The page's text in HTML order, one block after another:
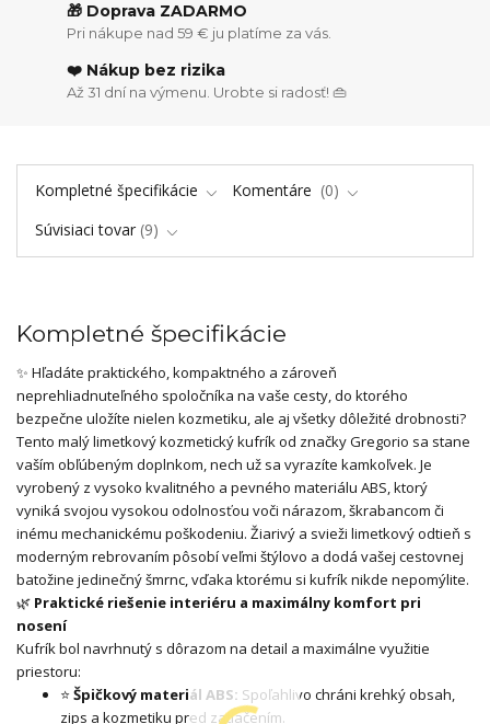
🎁 Doprava ZADARMO
Pri nákupe nad 59 € ju platíme za vás.
❤️ Nákup bez rizika
Až 31 dní na výmenu. Urobte si radosť! 👜
Kompletné špecifikácie Komentáre
0
Súvisiaci tovar 9
Kompletné špecifikácie
✨ Hľadáte praktického, kompaktného a zároveň
neprehliadnuteľného spoločníka na vaše cesty, do ktorého
bezpečne uložíte nielen kozmetiku, ale aj všetky dôležité drobnosti?
Tento malý limetkový kozmetický kufrík od značky Gregorio sa stane
vaším obľúbeným doplnkom, nech už sa vyrazíte kamkoľvek. Je
vyrobený z vysoko kvalitného a pevného materiálu ABS, ktorý
vyniká svojou vysokou odolnosťou voči nárazom, škrabancom či
inému mechanickému poškodeniu. Žiarivý a svieži limetkový odtieň s
moderným rebrovaním pôsobí veľmi štýlovo a dodá vašej cestovnej
batožine jedinečný šmrnc, vďaka ktorému si kufrík nikde nepomýlite.
🌿 Praktické riešenie interiéru a maximálny komfort pri
nosení
Kufrík bol navrhnutý s dôrazom na detail a maximálne využitie
priestoru:
⭐Špičkový materiál ABS: Spoľahlivo chráni krehký obsah,
zips a kozmetiku pred zatlačením.